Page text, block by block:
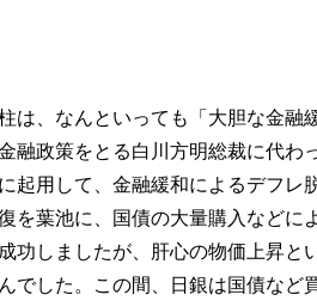
は、なんといっても「大胆な金融
融政策をとる白川方明総裁に代わ
起用して、金融緩和によるデフレ
を葉池に、国債の大量購入などに
功しましたが、肝心の物価上昇と
でした。この間、日銀は国債など